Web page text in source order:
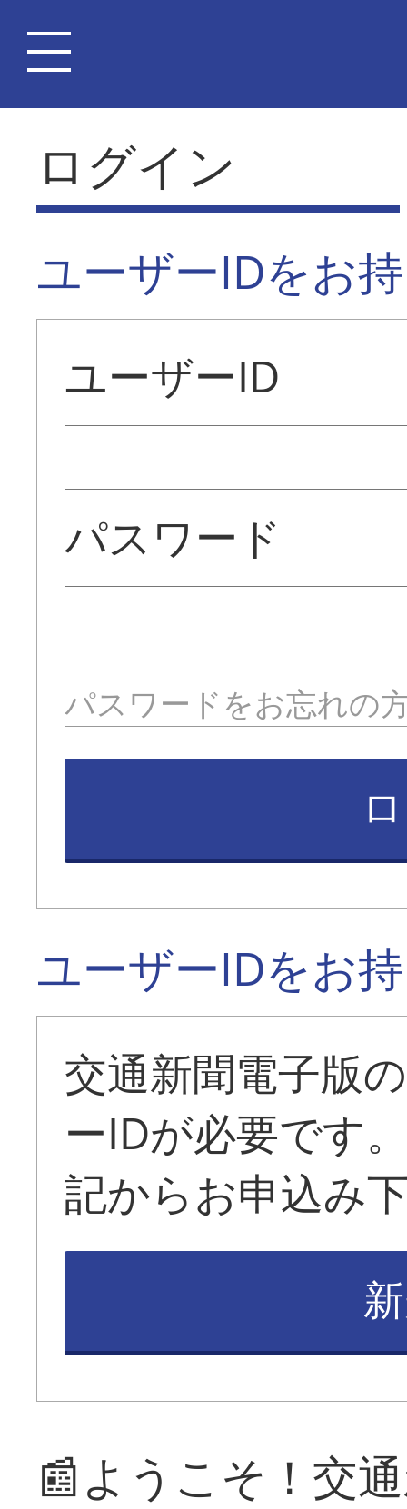
ログイン
ユーザーIDをお
ユーザーID
パスワード
パスワードをお忘れの
ユーザーIDをお
交通新聞電子版
ーIDが必要です
記からお申込み
📰ようこそ！交